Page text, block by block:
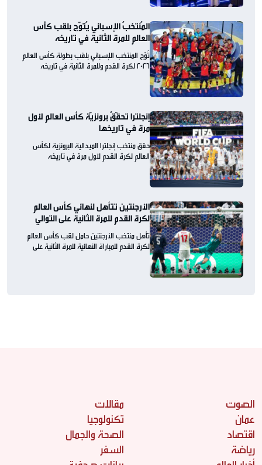
المُنتخبُ الإسباني يُتوّج بلقب كأس
العالم للمرة الثانية في تاريخه
تُوّج المنتخب الإسباني بلقب بطولة كأس العالم
2026 لكرة القدم وللمرة الثانية في تاريخه
إنجلترا تحقّقُ برونزيّة كأس العالم لأول
مرة في تاريخها
حقق منتخب إنجلترا الميدالية البرونزية لكأس
العالم لكرة القدم لأول مرة في تاريخه
الأرجنتين تتأهل لنهائي كأس العالم
لكرة القدم للمرة الثانية على التوالي
تأهل منتخب الأرجنتين حامل لقب كأس العالم
لكرة القدم للمباراة النهائية للمرة الثانية على
الصوت
عمان
اقتصاد
رياضة
مقالات
تكنولوجيا
الصحة والجمال
السفر